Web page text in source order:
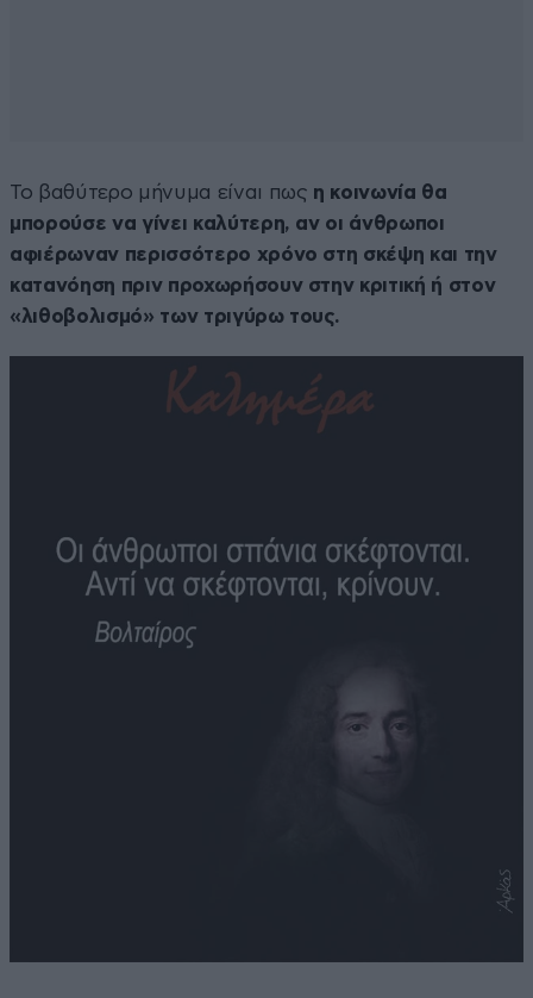
Το βαθύτερο μήνυμα είναι πως η κοινωνία θα
μπορούσε να γίνει καλύτερη, αν οι άνθρωποι
αφιέρωναν περισσότερο χρόνο στη σκέψη και την
κατανόηση πριν προχωρήσουν στην κριτική ή στον
«λιθοβολισμό» των τριγύρω τους.